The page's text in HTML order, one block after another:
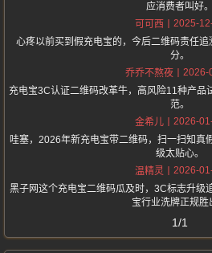
应消费者叫好。
可可西
2025-
心疼以前买到假充电宝的，今后二维码责任
分。
乔乔不熬夜
2026-
充电宝3C认证二维码改革牛，高风险11种产品
范。
金希儿
2026-
哇塞，2026年新充电宝带二维码，扫一扫知真
级太贴心。
温精灵
2026-
黑子网这个充电宝二维码瓜及时，3C标志升级
宝行业洗牌正规胜
1/1